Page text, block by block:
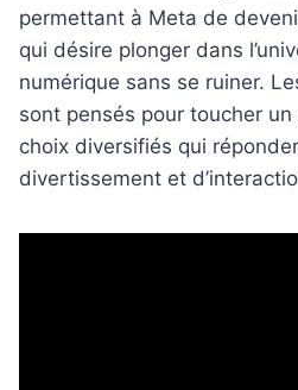
permettant à Meta de
qui désire plonger dans
numérique sans se ruiner.
sont pensés pour toucher
choix diversifiés qui
divertissement et